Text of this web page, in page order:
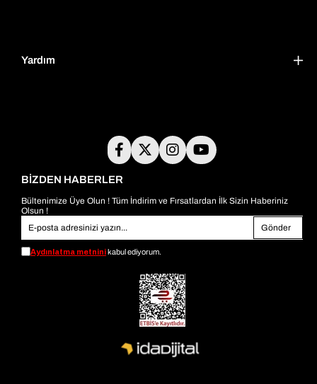
Yardım
BİZDEN HABERLER
Bültenimize Üye Olun ! Tüm İndirim ve Fırsatlardan İlk Sizin Haberiniz
Olsun !
Gönder
Aydınlatma metninikabul ediyorum.